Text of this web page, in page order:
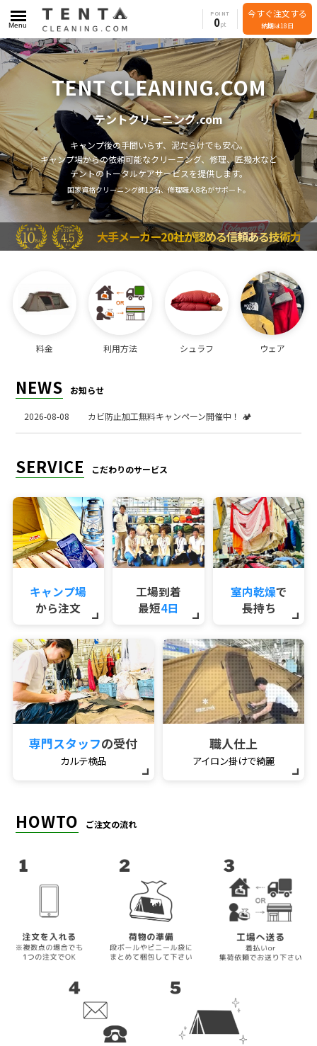
POINT
0
今すぐ注文する
納期は18日
Menu
TENT CLEANING.COM
テントクリーニング.com
キャンプ後の手間いらず、泥だらけでも安心。
キャンプ場からの依頼可能なクリーニング、修理、匠撥水など
テントのトータルケアサービスを提供します。
国家資格クリーニング師12名、修理職人8名がサポート。
大手メーカー20社が認める信頼ある技術力
料金 利用方法 シュラフ ウェア
NEWS お知らせ
2026-08-08 カビ防止加工無料キャンペーン開催中！ 🏕️
SERVICE こだわりのサービス
キャンプ場
から注文
工場到着
最短4日
室内乾燥で
長持ち
専門スタッフの受付
カルテ検品
職人仕上
アイロン掛けで綺麗
HOWTO ご注文の流れ